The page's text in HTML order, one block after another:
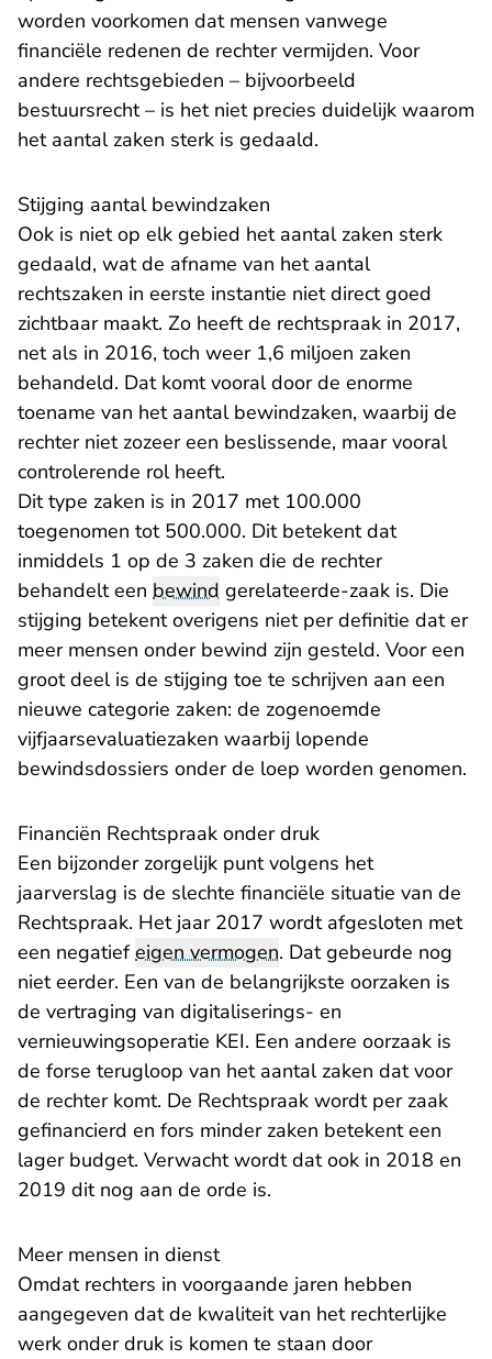
worden voorkomen dat mensen vanwege
financiële redenen de rechter vermijden. Voor
andere rechtsgebieden – bijvoorbeeld
bestuursrecht – is het niet precies duidelijk waarom
het aantal zaken sterk is gedaald.
Stijging aantal bewindzaken
Ook is niet op elk gebied het aantal zaken sterk
gedaald, wat de afname van het aantal
rechtszaken in eerste instantie niet direct goed
zichtbaar maakt. Zo heeft de rechtspraak in 2017,
net als in 2016, toch weer 1,6 miljoen zaken
behandeld. Dat komt vooral door de enorme
toename van het aantal bewindzaken, waarbij de
rechter niet zozeer een beslissende, maar vooral
controlerende rol heeft.
Dit type zaken is in 2017 met 100.000
toegenomen tot 500.000. Dit betekent dat
inmiddels 1 op de 3 zaken die de rechter
behandelt een bewind gerelateerde-zaak is. Die
stijging betekent overigens niet per definitie dat er
meer mensen onder bewind zijn gesteld. Voor een
groot deel is de stijging toe te schrijven aan een
nieuwe categorie zaken: de zogenoemde
vijfjaarsevaluatiezaken waarbij lopende
bewindsdossiers onder de loep worden genomen.
Financiën Rechtspraak onder druk
Een bijzonder zorgelijk punt volgens het
jaarverslag is de slechte financiële situatie van de
Rechtspraak. Het jaar 2017 wordt afgesloten met
een negatiefeigen vermogen. Dat gebeurde nog
niet eerder. Een van de belangrijkste oorzaken is
de vertraging van digitaliserings- en
vernieuwingsoperatie KEI. Een andere oorzaak is
de forse terugloop van het aantal zaken dat voor
de rechter komt. De Rechtspraak wordt per zaak
gefinancierd en fors minder zaken betekent een
lager budget. Verwacht wordt dat ook in 2018 en
2019 dit nog aan de orde is.
Meer mensen in dienst
Omdat rechters in voorgaande jaren hebben
aangegeven dat de kwaliteit van het rechterlijke
werk onder druk is komen te staan door